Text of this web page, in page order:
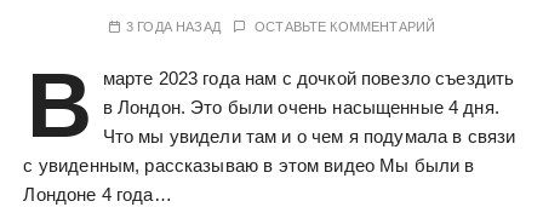
3 ГОДА НАЗАД ОСТАВЬТЕ КОММЕНТАРИЙ
В
марте 2023 года нам с дочкой повезло съездить
в Лондон. Это были очень насыщенные 4 дня.
Что мы увидели там и о чем я подумала в связи
с увиденным, рассказываю в этом видео Мы были в
Лондоне 4 года…